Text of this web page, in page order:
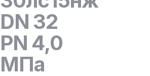
DN 32
PN 4,0
МПа